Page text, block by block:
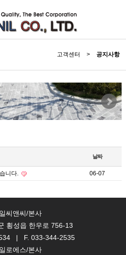
고객센터 > 공지사항
날짜
니다. 06-07
씨앤씨/본사
횡성읍 한우로 756-13
| F. 033-344-2535
로에스/본사